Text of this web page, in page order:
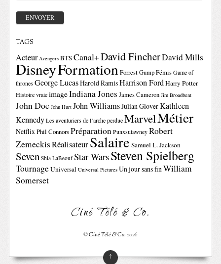
TAGS
Acteur Avengers BTSCanal+David FincherDavid Mills
DisneyFormationForrest GumpFémis Game of
thrones George LucasHarold RamisHarrison FordHarry Potter
Histoire vraie imageIndiana Jones James Cameron Jim Broadbent
John Doe John Hurt John WilliamsJulian GloverKathleen
Kennedy Les aventuriers de l’arche perdue MarvelMétier
NetflixPhil ConnorsPréparation Punxsutawney Robert
ZemeckisRéalisateurSalaire Samuel L. Jackson
Seven Shia LaBeouf Star WarsSteven Spielberg
TournageUniversal Universal Pictures Un jour sans finWilliam
Somerset
Ciné Télé & Co.
©Ciné Télé & Co.2026
↑